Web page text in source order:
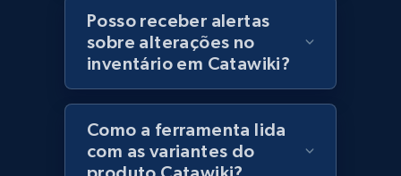
Lowes.com - Gather data on products using
specified keywords
162+ Comece agora
Posso receber alertas
sobre alterações no
inventário em Catawiki?
Como a ferramenta lida
com as variantes do